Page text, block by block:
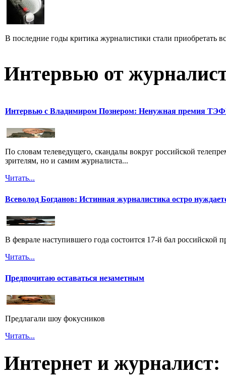
В последние годы критика журналистики стали приобретать
Интервью от
Интервью с Владимиром Познером: Ненужная премия
По словам телеведущего, скандалы вокруг российской
зрителям, но и самим журналиста...
Читать...
Всеволод Богданов: Истинная журналистика остро
В феврале наступившего года состоится 17-й бал российской
Читать...
Предпочитаю оставаться незаметным
Предлагали шоу фокусников
Читать...
Интернет и журналист: